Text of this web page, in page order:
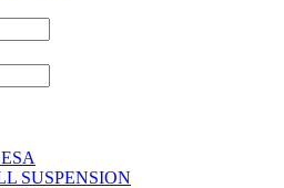
SUSPENSION